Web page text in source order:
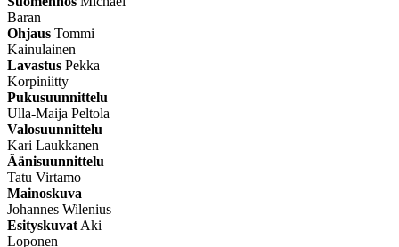
Baran
Ohjaus Tommi
Kainulainen
Lavastus Pekka
Korpiniitty
Pukusuunnittelu
Ulla-Maija Peltola
Valosuunnittelu
Kari Laukkanen
Äänisuunnittelu
Tatu Virtamo
Mainoskuva
Johannes Wilenius
Esityskuvat Aki
Loponen